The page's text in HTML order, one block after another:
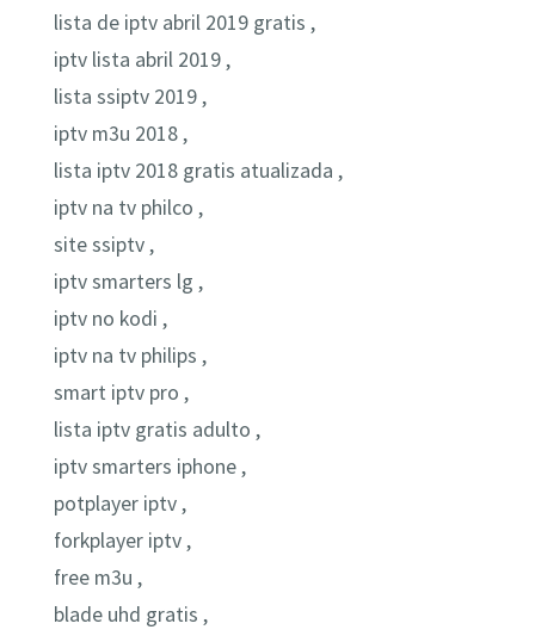
lista de iptv abril 2019 gratis ,
iptv lista abril 2019 ,
lista ssiptv 2019 ,
iptv m3u 2018 ,
lista iptv 2018 gratis atualizada ,
iptv na tv philco ,
site ssiptv ,
iptv smarters lg ,
iptv no kodi ,
iptv na tv philips ,
smart iptv pro ,
lista iptv gratis adulto ,
iptv smarters iphone ,
potplayer iptv ,
forkplayer iptv ,
free m3u ,
blade uhd gratis ,